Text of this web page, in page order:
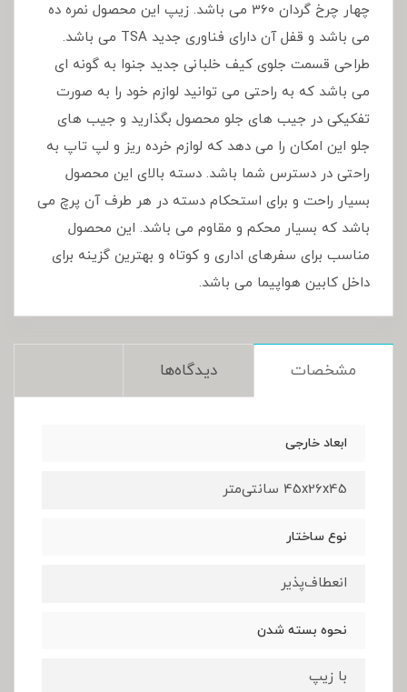
چهار چرخ گردان 360 می باشد. زیپ این محصول نمره ده
می باشد و قفل آن دارای فناوری جدید TSA می باشد.
طراحی قسمت جلوی کیف خلبانی جدید جنوا به گونه ای
می باشد که به راحتی می توانید لوازم خود را به صورت
تفکیکی در جیب های جلو محصول بگذارید و جیب های
جلو این امکان را می دهد که لوازم خرده ریز و لپ تاپ به
راحتی در دسترس شما باشد. دسته بالای این محصول
بسیار راحت و برای استحکام دسته در هر طرف آن پرچ می
باشد که بسیار محکم و مقاوم می باشد. این محصول
مناسب برای سفرهای اداری و کوتاه و بهترین گزینه برای
داخل کابین هواپیما می باشد.
مشخصات دیدگاه‌ها
ابعاد خارجی
45x26x45 سانتی‌متر
نوع ساختار
انعطاف‌پذیر
نحوه بسته شدن
با زیپ